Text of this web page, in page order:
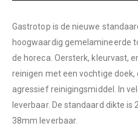
Gastrotop is de nieuwe
hoogwaardig gemelamineerde
de horeca. Oersterk, kleurvast,
reinigen met een vochtige
agressief reinigingsmiddel. In
leverbaar. De standaard dikte is
38mm leverbaar.